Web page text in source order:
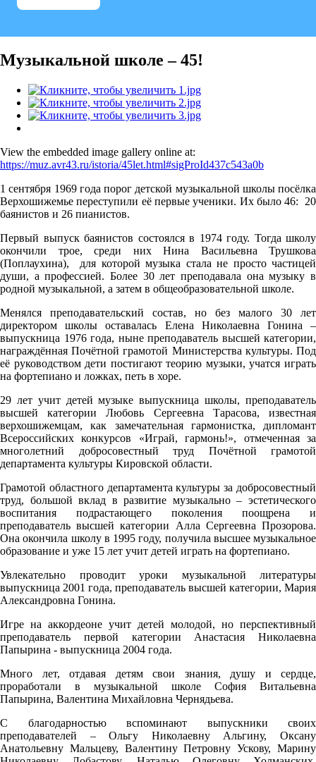
Музыкальной школе – 45!
View the embedded image gallery online at:
https://muz.avr43.ru/istoria/45let.html#sigProId437c543a0b
1 сентября 1969 года порог детской музыкальной школы посёлка
Верхошижемье переступили её первые ученики. Их было 46: 20
баянистов и 26 пианистов.
Первый выпуск баянистов состоялся в 1974 году. Тогда школу
окончили трое, среди них Нина Васильевна Трушкова
(Поплаухина), для которой музыка стала не просто частицей
души, а профессией. Более 30 лет преподавала она музыку в
родной музыкальной, а затем в общеобразовательной школе.
Менялся преподавательский состав, но без малого 30 лет
директором школы оставалась Елена Николаевна Гонина –
выпускница 1976 года, ныне преподаватель высшей категории,
награждённая Почётной грамотой Министерства культуры. Под
её руководством дети постигают теорию музыки, учатся играть
на фортепиано и ложках, петь в хоре.
29 лет учит детей музыке выпускница школы, преподаватель
высшей категории Любовь Сергеевна Тарасова, известная
верхошижемцам, как замечательная гармонистка, дипломант
Всероссийских конкурсов «Играй, гармонь!», отмеченная за
многолетний добросовестный труд Почётной грамотой
департамента культуры Кировской области.
Грамотой областного департамента культуры за добросовестный
труд, большой вклад в развитие музыкально – эстетического
воспитания подрастающего поколения поощрена и
преподаватель высшей категории Алла Сергеевна Прозорова.
Она окончила школу в 1995 году, получила высшее музыкальное
образование и уже 15 лет учит детей играть на фортепиано.
Увлекательно проводит уроки музыкальной литературы
выпускница 2001 года, преподаватель высшей категории, Мария
Александровна Гонина.
Игре на аккордеоне учит детей молодой, но перспективный
преподаватель первой категории Анастасия Николаевна
Папырина - выпускница 2004 года.
Много лет, отдавая детям свои знания, душу и сердце,
проработали в музыкальной школе София Витальевна
Папырина, Валентина Михайловна Чернядьева.
С благодарностью вспоминают выпускники своих
преподавателей – Ольгу Николаевну Альгину, Оксану
Анатольевну Мальцеву, Валентину Петровну Ускову, Марину